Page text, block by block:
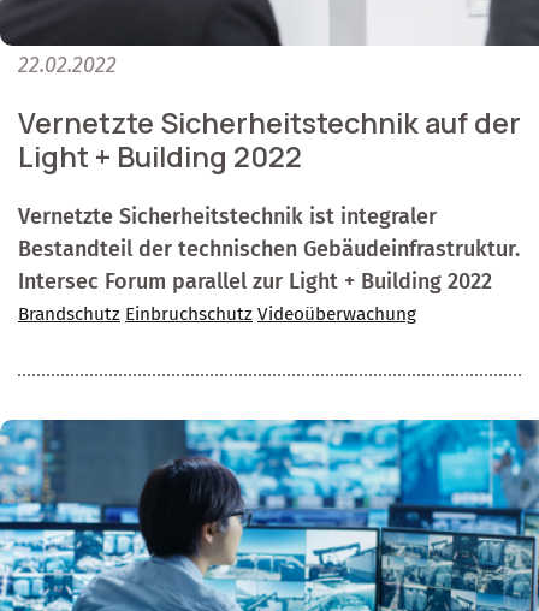
22.02.2022
Vernetzte Sicherheitstechnik auf der
Light + Building 2022
Vernetzte Sicherheitstechnik ist integraler
Bestandteil der technischen Gebäudeinfrastruktur.
Intersec Forum parallel zur Light + Building 2022
Brandschutz Einbruchschutz Videoüberwachung